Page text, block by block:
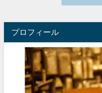
プロフィール